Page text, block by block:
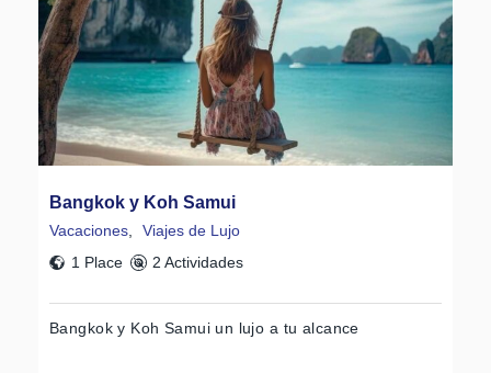
Bangkok y Koh Samui
Vacaciones
Viajes de Lujo
1 Place
2 Actividades
Bangkok y Koh Samui un lujo a tu alcance